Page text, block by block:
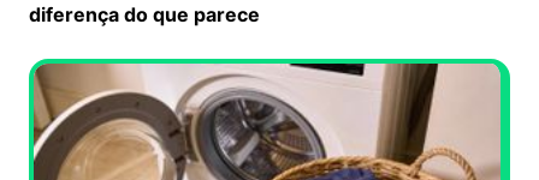
diferença do que parece